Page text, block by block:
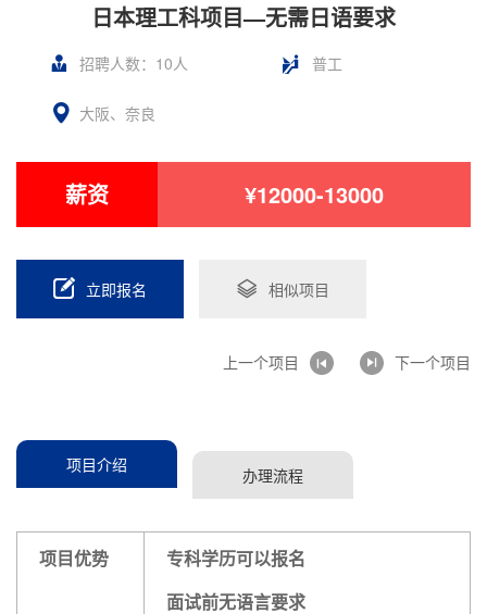
日本理工科项目—无需日语要求
招聘人数：10人 普工
大阪、奈良
薪资 ¥12000-13000
立即报名 相似项目
上一个项目 下一个项目
项目介绍 办理流程
项目优势 专科学历可以报名
面试前无语言要求